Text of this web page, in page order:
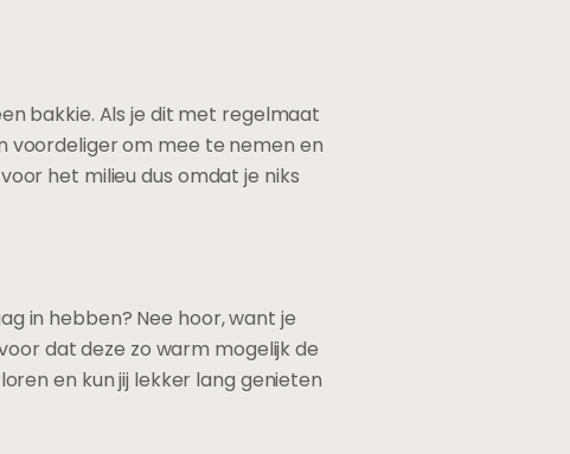
bakkie. Als je dit met regelmaat
voordeliger om mee te nemen en
het milieu dus omdat je niks
in hebben? Nee hoor, want je
dat deze zo warm mogelijk de
en kun jij lekker lang genieten